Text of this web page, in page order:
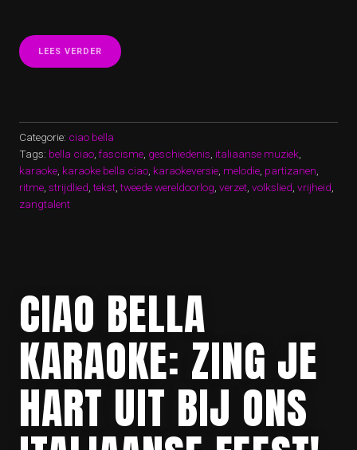
LEES VERDER “ZING
MEE
ITALIAANSE
IN
JOUW
STEM!”
Categorie: ciao bella
Tags: bella ciao fascisme geschiedenis italiaanse muziek
karaoke karaoke bella ciao karaokeversie melodie partizanen
ritme strijdlied ,tekst ,tweede wereldoorlog verzet volkslied vrijheid
zangtalent
CIAO BELLA
KARAOKE: ZING JE
HART UIT BIJ ONS